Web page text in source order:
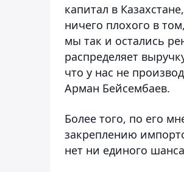
капитал в
ничего плохого в
мы так и остались
распределяет
что у нас не
Арман Бейсембаев.
Более того, по его
закреплению
нет ни единого